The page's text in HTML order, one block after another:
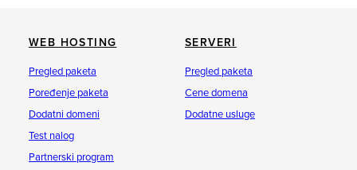
WEB HOSTING
Pregled paketa
Poređenje paketa
Dodatni domeni
Test nalog
Partnerski program
SERVERI
Pregled paketa
Cene domena
Dodatne usluge